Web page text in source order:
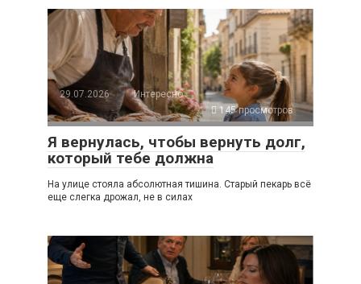
29.07.2026
Интересно
145 просмотров
Я вернулась, чтобы вернуть долг,
который тебе должна
На улице стояла абсолютная тишина. Старый пекарь всё
еще слегка дрожал, не в силах